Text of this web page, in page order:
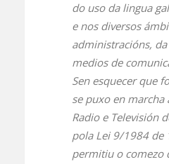
do uso da lingua
e nos diversos
administracións,
medios de
Sen esquecer que
se puxo en marcha
Radio e Televisión
pola Lei 9/1984 de
permitiu o comezo